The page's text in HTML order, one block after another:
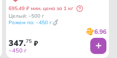
695.49 ₽ мин. цена за 1 кг
Целый: ~500 г
Режем по: ~450 г
6.96
347.75 ₽
~450 г